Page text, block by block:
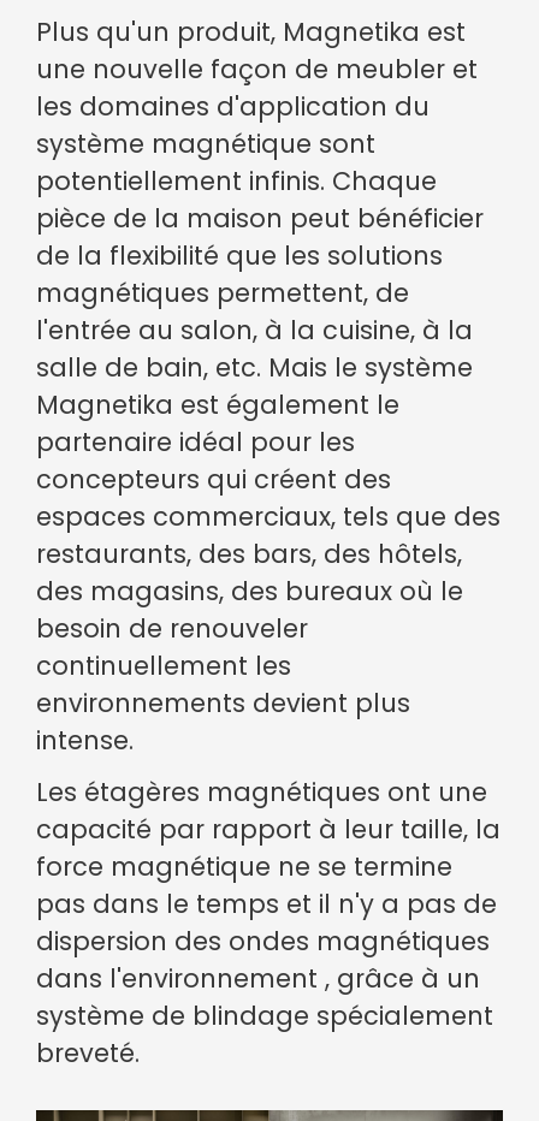
Plus qu'un produit, Magnetika est
une nouvelle façon de meubler et
les domaines d'application du
système magnétique sont
potentiellement infinis. Chaque
pièce de la maison peut bénéficier
de la flexibilité que les solutions
magnétiques permettent, de
l'entrée au salon, à la cuisine, à la
salle de bain, etc. Mais le système
Magnetika est également le
partenaire idéal pour les
concepteurs qui créent des
espaces commerciaux, tels que des
restaurants, des bars, des hôtels,
des magasins, des bureaux où le
besoin de renouveler
continuellement les
environnements devient plus
intense.
Les étagères magnétiques ont une
capacité par rapport à leur taille, la
force magnétique ne se termine
pas dans le temps et il n'y a pas de
dispersion des ondes magnétiques
dans l'environnement , grâce à un
système de blindage spécialement
breveté.